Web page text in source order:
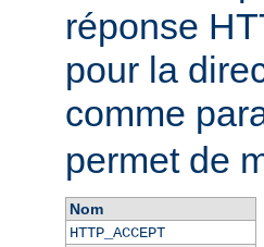
réponse
pour la
comme
permet de
Nom
HTTP_ACCEPT